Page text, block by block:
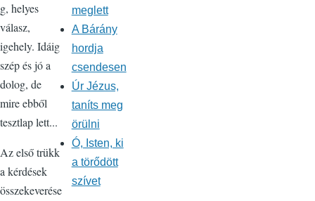
g, helyes
válasz,
igehely. Idáig
szép és jó a
dolog, de
mire ebből
tesztlap lett...
Az első trükk
a kérdések
összekeverése
meglett
A Bárány
hordja
csendesen
Úr Jézus,
taníts meg
örülni
Ó, Isten, ki
a törődött
szívet